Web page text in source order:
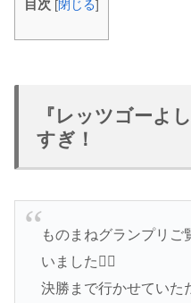
目次 [閉じる]
『レッツゴーよ
すぎ！
ものまねグランプリご
いました🙇‍♂️
決勝まで行かせていた